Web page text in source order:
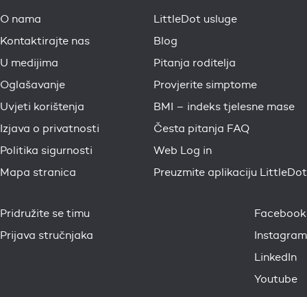
O nama
Kontaktirajte nas
U medijima
Oglašavanje
Uvjeti korištenja
Izjava o privatnosti
Politika sigurnosti
Mapa stranica
LittleDot usluge
Blog
Pitanja roditelja
Provjerite simptome
BMI – indeks tjelesne mase
Česta pitanja FAQ
Web Log in
Preuzmite aplikaciju LittleDot
Pridružite se timu
Prijava stručnjaka
Facebook
Instagram
LinkedIn
Youtube